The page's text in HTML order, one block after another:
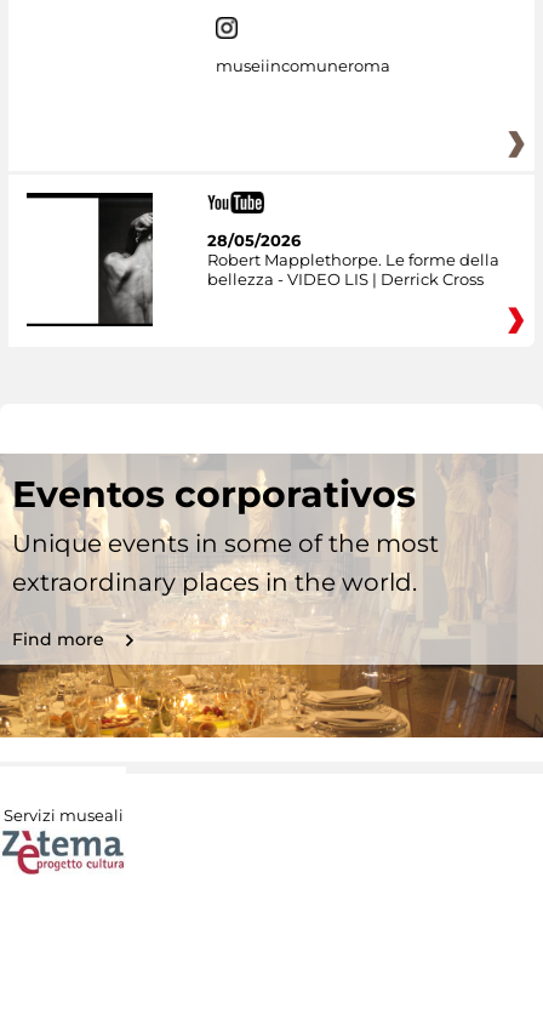
museiincomuneroma
28/05/2026
Robert Mapplethorpe. Le forme della
bellezza - VIDEO LIS | Derrick Cross
Eventos corporativos
Unique events in some of the most
extraordinary places in the world.
Find more
Servizi museali